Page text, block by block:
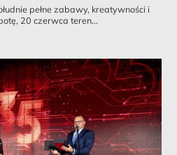
pełne zabawy, kreatywności i
20 czerwca teren...